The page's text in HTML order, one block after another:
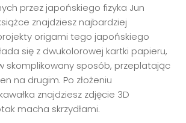
przez japońskiego fizyka Jun
znajdziesz najbardziej
origami tego japońskiego
się z dwukolorowej kartki papieru,
skomplikowany sposób, przeplatając
na drugim. Po złożeniu
znajdziesz zdjęcie 3D
macha skrzydłami.